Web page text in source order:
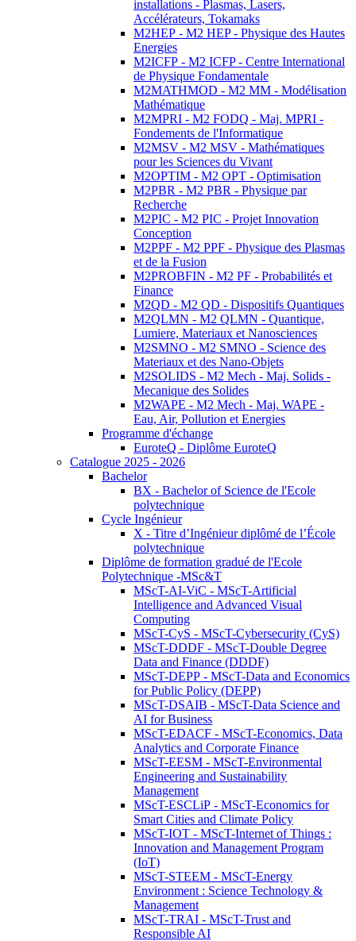
installations - Plasmas, Lasers,
Accélérateurs, Tokamaks
M2HEP - M2 HEP - Physique des Hautes
Energies
M2ICFP - M2 ICFP - Centre International
de Physique Fondamentale
M2MATHMOD - M2 MM - Modélisation
Mathématique
M2MPRI - M2 FODQ - Maj. MPRI -
Fondements de l'Informatique
M2MSV - M2 MSV - Mathématiques
pour les Sciences du Vivant
M2OPTIM - M2 OPT - Optimisation
M2PBR - M2 PBR - Physique par
Recherche
M2PIC - M2 PIC - Projet Innovation
Conception
M2PPF - M2 PPF - Physique des Plasmas
et de la Fusion
M2PROBFIN - M2 PF - Probabilités et
Finance
M2QD - M2 QD - Dispositifs Quantiques
M2QLMN - M2 QLMN - Quantique,
Lumiere, Materiaux et Nanosciences
M2SMNO - M2 SMNO - Science des
Materiaux et des Nano-Objets
M2SOLIDS - M2 Mech - Maj. Solids -
Mecanique des Solides
M2WAPE - M2 Mech - Maj. WAPE -
Eau, Air, Pollution et Energies
Programme d'échange
EuroteQ - Diplôme EuroteQ
Catalogue 2025 - 2026
Bachelor
BX - Bachelor of Science de l'Ecole
polytechnique
Cycle Ingénieur
X - Titre d’Ingénieur diplômé de l’École
polytechnique
Diplôme de formation gradué de l'Ecole
Polytechnique -MSc&T
MScT-AI-ViC - MScT-Artificial
Intelligence and Advanced Visual
Computing
MScT-CyS - MScT-Cybersecurity (CyS)
MScT-DDDF - MScT-Double Degree
Data and Finance (DDDF)
MScT-DEPP - MScT-Data and Economics
for Public Policy (DEPP)
MScT-DSAIB - MScT-Data Science and
AI for Business
MScT-EDACF - MScT-Economics, Data
Analytics and Corporate Finance
MScT-EESM - MScT-Environmental
Engineering and Sustainability
Management
MScT-ESCLiP - MScT-Economics for
Smart Cities and Climate Policy
MScT-IOT - MScT-Internet of Things :
Innovation and Management Program
(IoT)
MScT-STEEM - MScT-Energy
Environment : Science Technology &
Management
MScT-TRAI - MScT-Trust and
Responsible AI